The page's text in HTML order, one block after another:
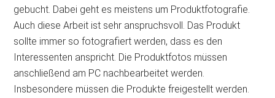
gebucht. Dabei geht es meistens um Produktfotografie.
Auch diese Arbeit ist sehr anspruchsvoll. Das Produkt
sollte immer so fotografiert werden, dass es den
Interessenten anspricht. Die Produktfotos müssen
anschließend am PC nachbearbeitet werden.
Insbesondere müssen die Produkte freigestellt werden.